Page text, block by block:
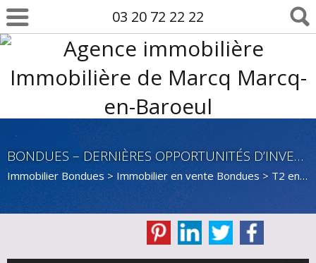
03 20 72 22 22
BONDUES – DERNIÈRES OPPORTUNITÉS D’INVESTISSEMENT EN CENTRE-VILLE
Immobilier Bondues > Immobilier en vente Bondues > T2 en vente Bondues